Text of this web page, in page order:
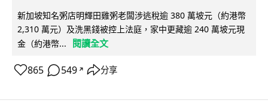
新加坡知名粥店明輝田雞粥老闆涉逃稅逾 380 萬坡元（約港幣
2,310 萬元）及洗黑錢被控上法庭，家中更藏逾 240 萬坡元現
金（約港幣...
閱讀全文
865 549 ↗ 分享